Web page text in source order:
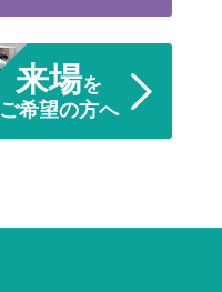
来場を
ご希望の方へ